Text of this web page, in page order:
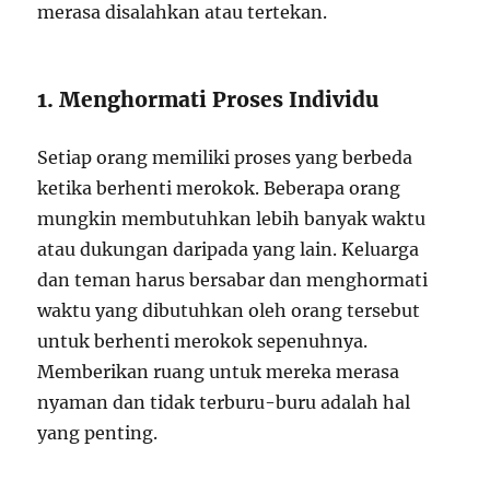
merasa disalahkan atau tertekan.
1. Menghormati Proses Individu
Setiap orang memiliki proses yang berbeda
ketika berhenti merokok. Beberapa orang
mungkin membutuhkan lebih banyak waktu
atau dukungan daripada yang lain. Keluarga
dan teman harus bersabar dan menghormati
waktu yang dibutuhkan oleh orang tersebut
untuk berhenti merokok sepenuhnya.
Memberikan ruang untuk mereka merasa
nyaman dan tidak terburu-buru adalah hal
yang penting.